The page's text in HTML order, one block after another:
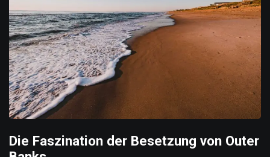
Die Faszination der Besetzung von Outer